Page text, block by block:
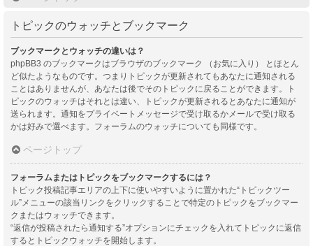
トピックのウォッチとブックマーク
ブックマークとウォッチの違いは？
phpBB3 のブックマークはブラウザのブックマーク （お気に入り） とほとん
ど似たようなものです。つまりトピックが更新されてもあなたに通知される
ことはありませんが、あなたは後でそのトピックに戻ることができます。ト
ピックのウォッチはそれとは違い、トピックが更新されるとあなたに通知が
送られます。通知をプライベートメッセージで受け取るかメールで受け取る
かは好みで選べます。フォーラムのウォッチについても同様です。
ページトップ
フォーラムまたはトピックをブックマークするには？
トピック投稿記事エリアの上下に使いやすいように置かれた“トピックツー
ル”メニューの該当リンクをクリックすることで特定のトピックをブックマー
クまたはウォッチできます。
“返信が投稿されたら通知する”オプションにチェックを入れてトピックに返信
するとトピックウォッチを開始します。